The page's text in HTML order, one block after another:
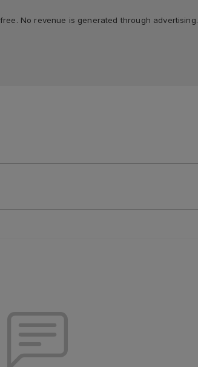
No revenue is generated through advertising.